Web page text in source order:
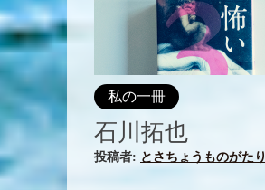
私の一冊
石川拓也
投稿者: とさちょうものがたり